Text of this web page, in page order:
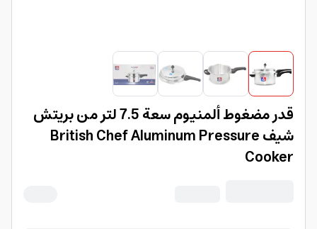
قدر مضغوط ألمنيوم سعة 7.5 لتر من بريتش
شيف British Chef Aluminum Pressure
Cooker